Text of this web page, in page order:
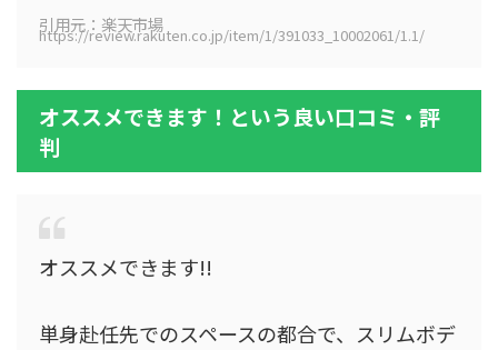
引用元：楽天市場
https://review.rakuten.co.jp/item/1/391033_10002061/1.1/
オススメできます！という良い口コミ・評
判
オススメできます!!
単身赴任先でのスペースの都合で、スリムボデ